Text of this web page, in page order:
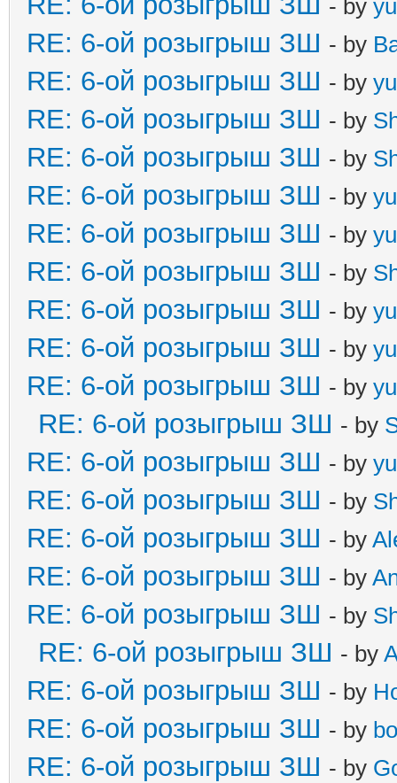
- by
RE: 6-ой розыгрыш ЗШ - by
RE: 6-ой розыгрыш ЗШ - by
RE: 6-ой розыгрыш ЗШ - by
RE: 6-ой розыгрыш ЗШ - by
RE: 6-ой розыгрыш ЗШ - by
RE: 6-ой розыгрыш ЗШ - by
RE: 6-ой розыгрыш ЗШ - by
RE: 6-ой розыгрыш ЗШ - by
RE: 6-ой розыгрыш ЗШ - by
RE: 6-ой розыгрыш ЗШ - by
RE: 6-ой розыгрыш ЗШ - by
RE: 6-ой розыгрыш ЗШ - by
RE: 6-ой розыгрыш ЗШ - by
RE: 6-ой розыгрыш ЗШ - by
RE: 6-ой розыгрыш ЗШ - by
RE: 6-ой розыгрыш ЗШ - by
RE: 6-ой розыгрыш ЗШ - by
RE: 6-ой розыгрыш ЗШ - by
RE: 6-ой розыгрыш ЗШ - by
RE: 6-ой розыгрыш ЗШ - by